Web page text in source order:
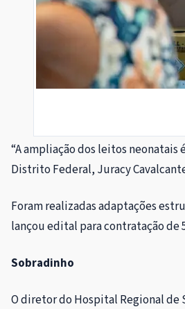
“A ampliação dos leitos
Distrito Federal, Juracy
Foram realizadas adaptações
lançou edital para contratação de
Sobradinho
O diretor do Hospital Regional de